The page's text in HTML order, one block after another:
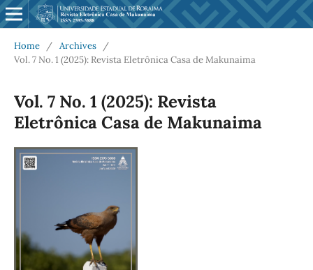
Home / Archives
/
Vol. 7 No. 1 (2025): Revista Eletrônica Casa de Makunaima
Vol. 7 No. 1 (2025): Revista
Eletrônica Casa de Makunaima